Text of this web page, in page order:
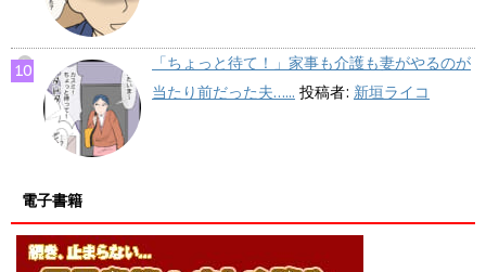
「ちょっと待て！」家事も介護も妻がやるのが
当たり前だった夫…... 投稿者: 新垣ライコ
電子書籍